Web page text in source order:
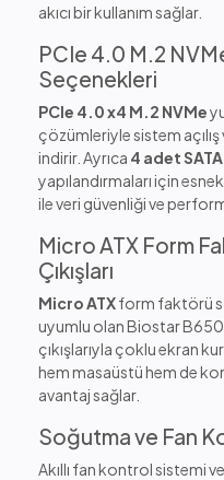
akıcı bir kullanım sağlar.
PCIe 4.0 M.2
Seçenekleri
PCIe 4.0 x4 M.2 NVMe
çözümleriyle sistem
indirir. Ayrıca 4 adet SATA
yapılandırmaları için
ile veri güvenliği ve
Micro ATX Form
Çıkışları
Micro ATXform faktörü
uyumlu olan Biostar
çıkışlarıyla çoklu ekran
hem masaüstü hem de
avantaj sağlar.
Soğutma ve Fan
Akıllı fan kontrol sistemi ve